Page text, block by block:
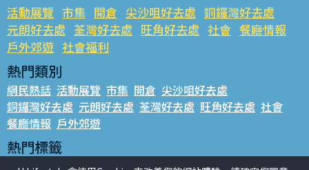
活動展覽 市集 開倉 尖沙咀好去處 銅鑼灣好去處
元朗好去處 荃灣好去處 旺角好去處 社會 餐廳情報
戶外郊遊 社會福利
熱門類別
網民熱話 活動展覽 市集 開倉 尖沙咀好去處
銅鑼灣好去處 元朗好去處 荃灣好去處 旺角好去處 社會
餐廳情報 戶外郊遊
熱門標籤
#UGO搵好去處 #人氣活動推介 #美食社群熱話